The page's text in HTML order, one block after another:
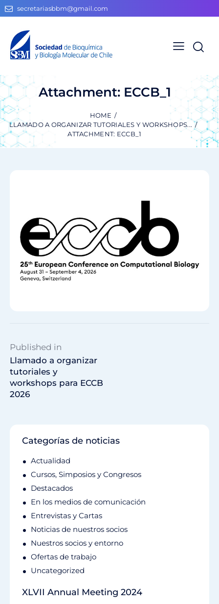
secretariasbbm@gmail.com
Attachment: ECCB_1
HOME
LLAMADO A ORGANIZAR TUTORIALES Y WORKSHOPS...
ATTACHMENT: ECCB_1
Published in
Llamado a organizar
tutoriales y
workshops para ECCB
2026
Categorías de noticias
Actualidad
Cursos, Simposios y Congresos
Destacados
En los medios de comunicación
Entrevistas y Cartas
Noticias de nuestros socios
Nuestros socios y entorno
Ofertas de trabajo
Uncategorized
XLVII Annual Meeting 2024